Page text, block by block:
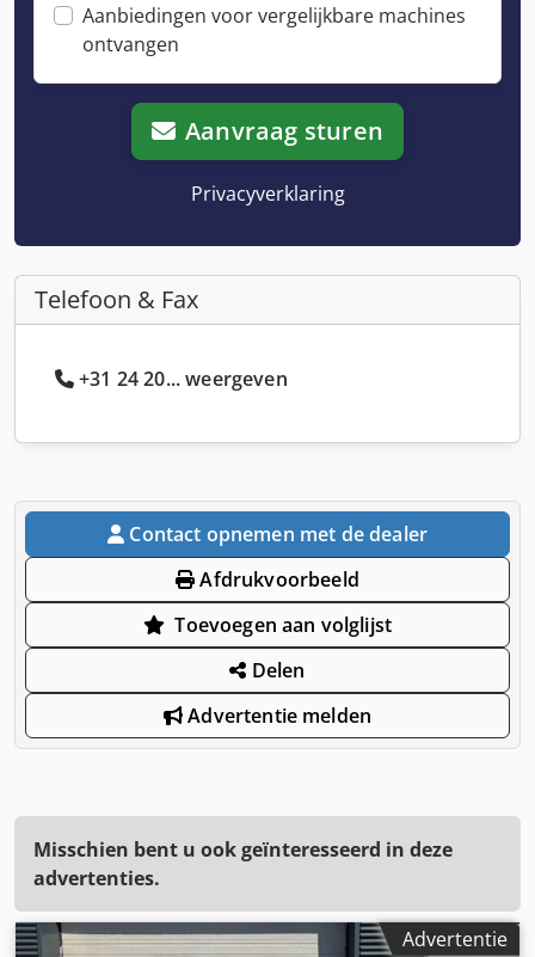
Aanbiedingen voor vergelijkbare machines
ontvangen
Aanvraag sturen
Privacyverklaring
Telefoon & Fax
+31 24 20... weergeven
Contact opnemen met de dealer
Afdrukvoorbeeld
Toevoegen aan volglijst
Delen
Advertentie melden
Misschien bent u ook geïnteresseerd in deze
advertenties.
Advertentie